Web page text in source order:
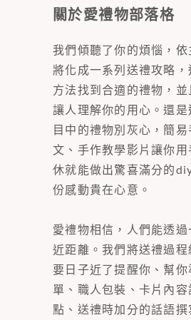
關於愛禮物部落格
我們傾聽了你的煩惱，依
將化成一系列送禮攻略，
方法找到合適的禮物，
讓人理解你的用心。還
目中的禮物別灰心，簡
文、手作教學影片讓你
休就能做出驚喜滿分的
份感動貴在心意。
愛禮物相信，人們能透
近距離。我們將送禮過程
要日子近了提醒你、幫
單、職人包裝、卡片內容
點、送禮時加分的話語